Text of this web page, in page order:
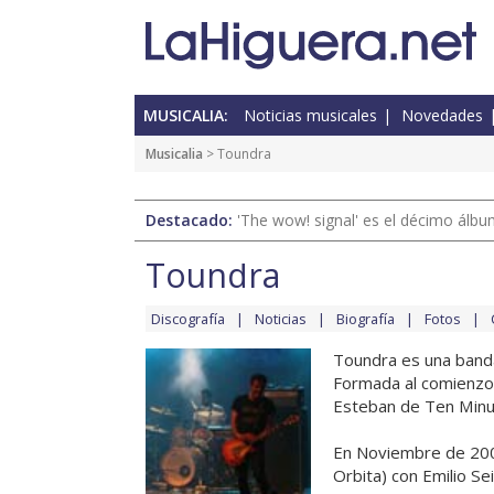
MUSICALIA: Noticias musicales Novedades
Musicalia > Toundra
Destacado: 'The wow! signal' es el décimo
Toundra
Discografía Noticias Biografía Fotos
Toundra es una
Formada al
Esteban de Ten
En Noviembre de
Orbita) con Emilio